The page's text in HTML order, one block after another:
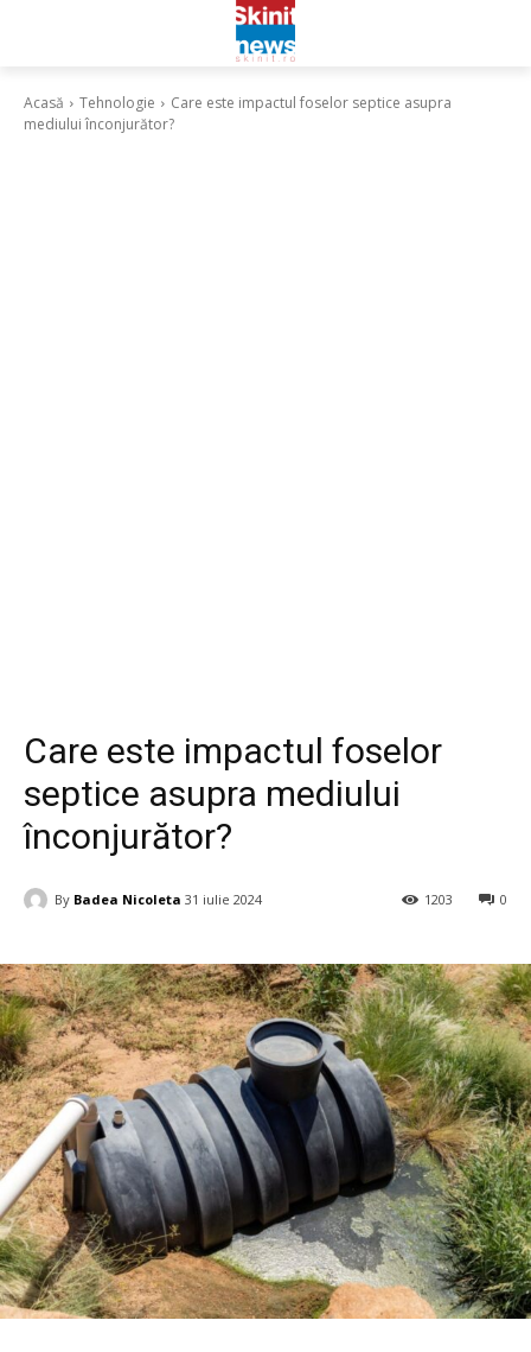
Acasă Tehnologie
Care este impactul foselor septice asupra
mediului înconjurător?
Care este impactul foselor
septice asupra mediului
înconjurător?
By Badea Nicoleta 31 iulie 2024 0
1203